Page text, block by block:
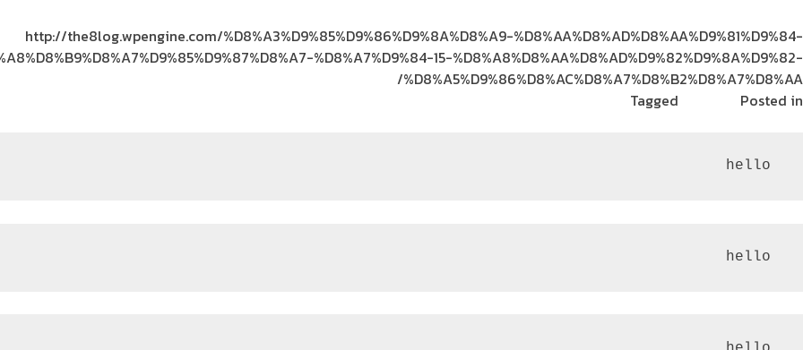
http://the8log.wpengine.com/%D8%A3%D9%85%D9%86%D9%8A%D8%A9-%D8%AA%D8%AD%D8%AA%D9%81%D9%84-
%D8%A7%D9%84-15-%D8%A8%D8%AA%D8%AD%D9%82%D9%8A%D9%82-
%D8%A5%D9%86%D8%AC%D8%A7%D8%B2%D8%A7%D8%AA/
Posted in
Tagged